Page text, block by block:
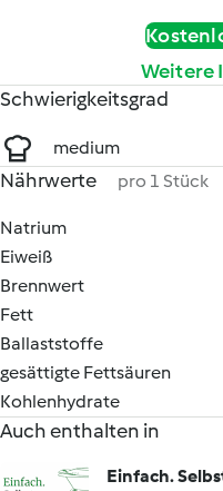
Weitere
Schwierigkeitsgrad
medium
Nährwerte pro 1 Stück
Natrium
Eiweiß
Brennwert
Fett
Ballaststoffe
gesättigte Fettsäuren
Kohlenhydrate
Auch enthalten in
Einfach.